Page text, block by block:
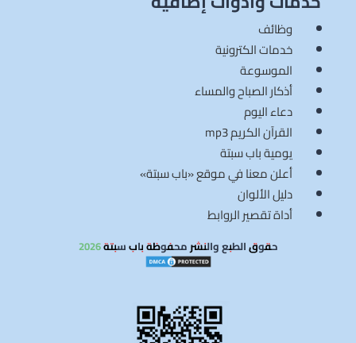
وظائف
خدمات الكترونية
الموسوعة
أذكار الصباح والمساء
دعاء اليوم
القرآن الكريم mp3
يومية باب سبتة
أعلن معنا في موقع «باب سبتة»
دليل الألوان
أداة تقصير الروابط
حقوق الطبع والنشر محفوظة باب سبتة 2026